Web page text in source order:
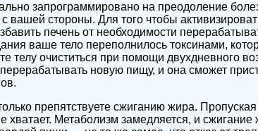
запрограммировано на преодоление
стороны. Для того чтобы
печень от необходимости
ваше тело переполнилось токсинами,
телу очиститься при помощи двухдневного
новую пищу, и она сможет
препятствуете сжиганию жира.
хватает. Метаболизм замедляется, и сжигание